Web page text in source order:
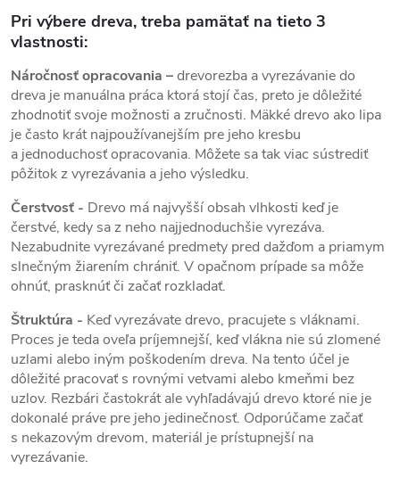
Pri výbere dreva, treba pamätať na tieto 3
vlastnosti:
Náročnosť opracovania –drevorezba a vyrezávanie do
dreva je manuálna práca ktorá stojí čas, preto je dôležité
zhodnotiť svoje možnosti a zručnosti. Mäkké drevo ako lipa
je často krát najpoužívanejším pre jeho kresbu
a jednoduchosť opracovania. Môžete sa tak viac sústrediť
pôžitok z vyrezávania a jeho výsledku.
Čerstvosť - Drevo má najvyšší obsah vlhkosti keď je
čerstvé, kedy sa z neho najjednoduchšie vyrezáva.
Nezabudnite vyrezávané predmety pred dažďom a priamym
slnečným žiarením chrániť. V opačnom prípade sa môže
ohnúť, prasknúť či začať rozkladať.
Štruktúra - Keď vyrezávate drevo, pracujete s vláknami.
Proces je teda oveľa príjemnejší, keď vlákna nie sú zlomené
uzlami alebo iným poškodením dreva. Na tento účel je
dôležité pracovať s rovnými vetvami alebo kmeňmi bez
uzlov. Rezbári častokrát ale vyhľadávajú drevo ktoré nie je
dokonalé práve pre jeho jedinečnosť. Odporúčame začať
s nekazovým drevom, materiál je prístupnejší na
vyrezávanie.